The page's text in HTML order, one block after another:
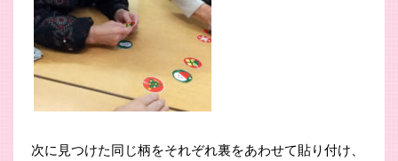
次に見つけた同じ柄をそれぞれ裏をあわせて貼り付け、